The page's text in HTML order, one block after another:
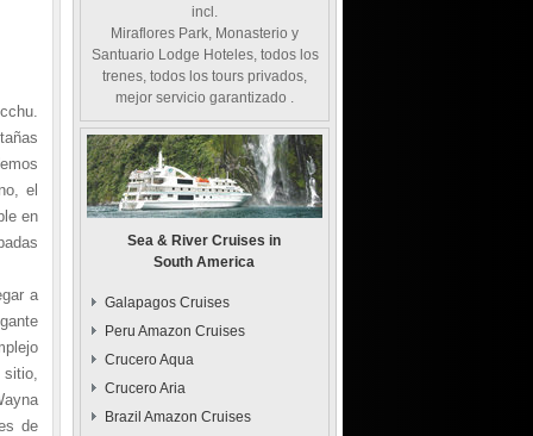
el
en
a
de
incl.
Miraflores Park, Monasterio y
Santuario Lodge Hoteles, todos los
trenes, todos los tours privados,
mejor servicio garantizado .
Sea & River Cruises in
South America
Galapagos Cruises
Peru Amazon Cruises
Crucero Aqua
Crucero Aria
Brazil Amazon Cruises